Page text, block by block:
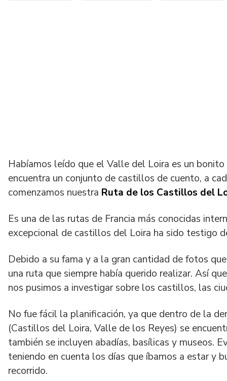
Habíamos leído que el Valle del Loira es un
encuentra un conjunto de castillos de cuento, a
comenzamos nuestra Ruta de los Castillos del
Es una de las rutas de Francia más conocidas
excepcional de castillos del Loira ha sido testigo
Debido a su fama y a la gran cantidad de fotos
una ruta que siempre había querido realizar. Así
nos pusimos a investigar sobre los castillos, las
No fue fácil la planificación, ya que dentro de la
(Castillos del Loira, Valle de los Reyes) se
también se incluyen abadías, basílicas y museos.
teniendo en cuenta los días que íbamos a estar y
recorrido.